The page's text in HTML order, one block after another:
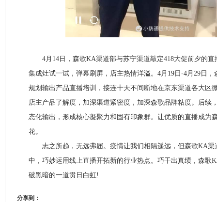
4月14日，森歌KA渠道部与苏宁渠道敲定418大促前夕的直
集成灶试一试，弹幕刷屏，店主热情洋溢。4月19日-4月29日
规划输出产品直播培训，接连十天不间断地在京东渠道各大区
店主产品了解度，加深渠道紧密度，加深森歌品牌粘度。后续
态化输出，形成核心凝聚力和固有印象群。让优质的直播成为
花。
志之所趋，无远弗届。疫情让我们相隔遥远，但森歌KA渠
中，巧妙运用线上直播开拓新的行业热点。巧干出真绩，森歌
破黑暗的一道贯日白虹!
分享到：